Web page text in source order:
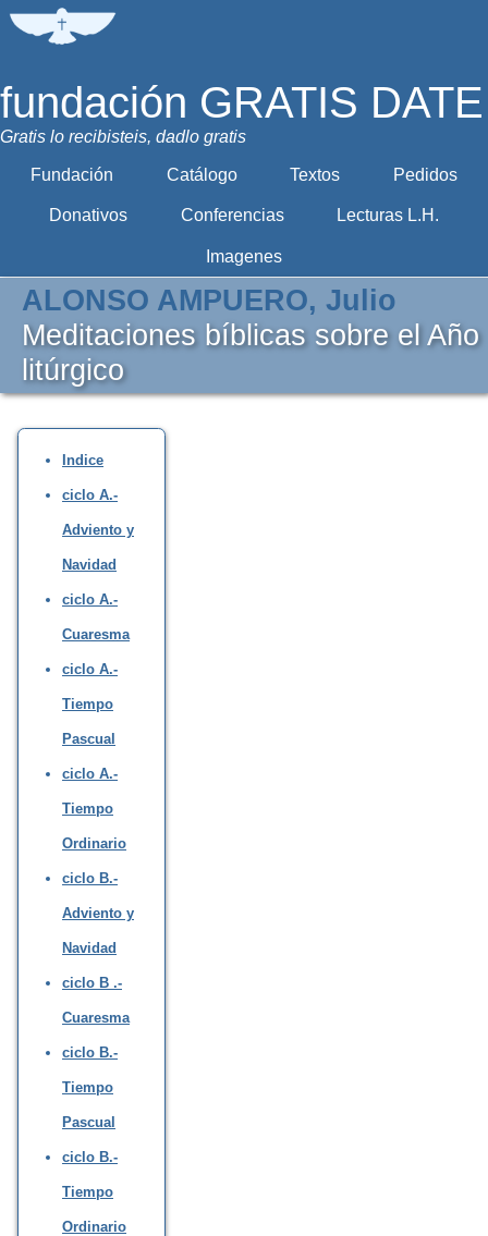
fundación GRATIS DATE
Gratis lo recibisteis, dadlo gratis
Fundación Catálogo Textos Pedidos
Donativos Conferencias Lecturas L.H.
Imagenes
ALONSO AMPUERO, Julio
Meditaciones bíblicas sobre el Año
litúrgico
Indice
ciclo A.-
Adviento y
Navidad
ciclo A.-
Cuaresma
ciclo A.-
Tiempo
Pascual
ciclo A.-
Tiempo
Ordinario
ciclo B.-
Adviento y
Navidad
ciclo B .-
Cuaresma
ciclo B.-
Tiempo
Pascual
ciclo B.-
Tiempo
Ordinario